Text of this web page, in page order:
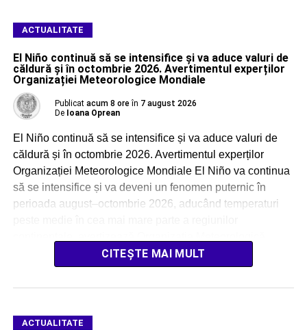
ACTUALITATE
El Niño continuă să se intensifice și va aduce valuri de
căldură și în octombrie 2026. Avertimentul experților
Organizației Meteorologice Mondiale
Publicat acum 8 ore în 7 august 2026
De Ioana Oprean
El Niño continuă să se intensifice și va aduce valuri de
căldură și în octombrie 2026. Avertimentul experților
Organizației Meteorologice Mondiale El Niño va continua
să se intensifice și va deveni un fenomen puternic în
perioada august–octombrie 2026, aducând temperaturi
Mondială (OMM). […]CITEȘTE MAI MULT
ACTUALITATE